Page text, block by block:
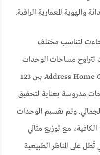
والهوية المعمارية الراقية.
جاءت لتناسب مختلف
تتراوح مساحات الوحدات
السكنية في كمبوند Address Home October Gardens بين 123
وهي مساحات مدروسة بعناية لتحقيق
وتم تقسيم الوحدات
مع توزيع مثالي
على المناظر الطبيعية